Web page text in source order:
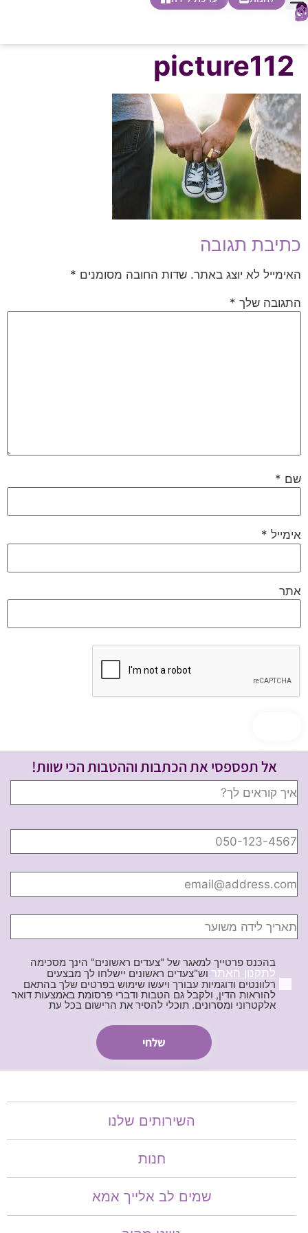
0
picture112
כתיבת תגובה
האימייל לא יוצג באתר. שדות החובה מסומנים *
התגובה שלך *
שם *
אימייל *
אתר
אל תפספסי את הכתבות וההטבות הכי שוות!
בהכנס פרטייך למאגר של "צעדים ראשונים" הינך מסכימה
לתקנון האתר וש"צעדים ראשונים יישלחו לך מבצעים
רלוונטים ודוגמיות עבורך ויעשו שימוש בפרטים שלך בהתאם
להוראות הדין, ולקבל גם הטבות ודברי פרסומת באמצעות דואר
אלקטרוני ומסרונים. תוכלי להסיר את הרישום בכל עת
השירותים שלנו
חנות
שמים לב אלייך אמא​​